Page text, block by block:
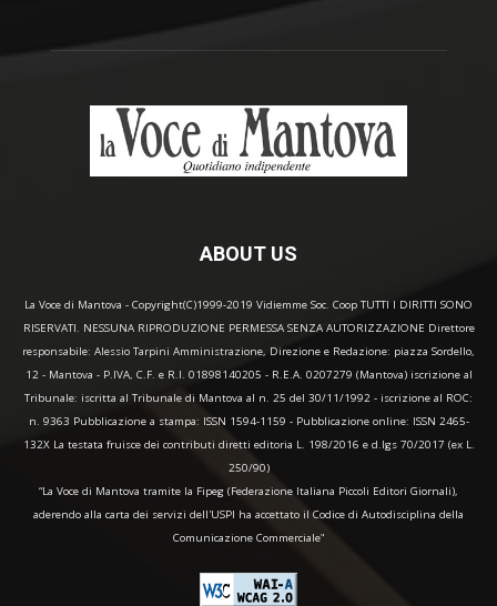
ABOUT US
La Voce di Mantova - Copyright(C)1999-2019 Vidiemme Soc. Coop TUTTI I DIRITTI SONO
RISERVATI. NESSUNA RIPRODUZIONE PERMESSA SENZA AUTORIZZAZIONE Direttore
responsabile: Alessio Tarpini Amministrazione, Direzione e Redazione: piazza Sordello,
12 - Mantova - P.IVA, C.F. e R.I. 01898140205 - R.E.A. 0207279 (Mantova) iscrizione al
Tribunale: iscritta al Tribunale di Mantova al n. 25 del 30/11/1992 - iscrizione al ROC:
n. 9363 Pubblicazione a stampa: ISSN 1594-1159 - Pubblicazione online: ISSN 2465-
132X La testata fruisce dei contributi diretti editoria L. 198/2016 e d.lgs 70/2017 (ex L.
250/90)
“La Voce di Mantova tramite la Fipeg (Federazione Italiana Piccoli Editori Giornali),
aderendo alla carta dei servizi dell'USPI ha accettato il Codice di Autodisciplina della
Comunicazione Commerciale"